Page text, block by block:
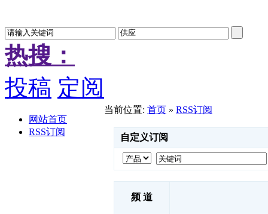
热搜：
投稿 定阅
网站首页
RSS订阅
当前位置: 首页 » RSS订阅
自定义订阅
频 道